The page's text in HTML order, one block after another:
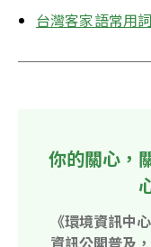
台灣客家語常用
你的關心，
《環境資訊中
資訊公開普及